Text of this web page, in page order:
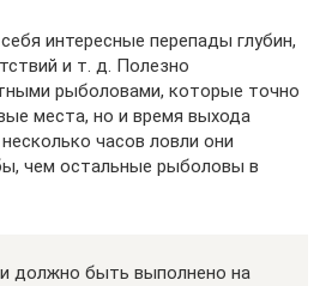
интересные перепады глубин,
и т. д. Полезно
рыболовами, которые точно
места, но и время выхода
часов ловли они
чем остальные рыболовы в
должно быть выполнено на